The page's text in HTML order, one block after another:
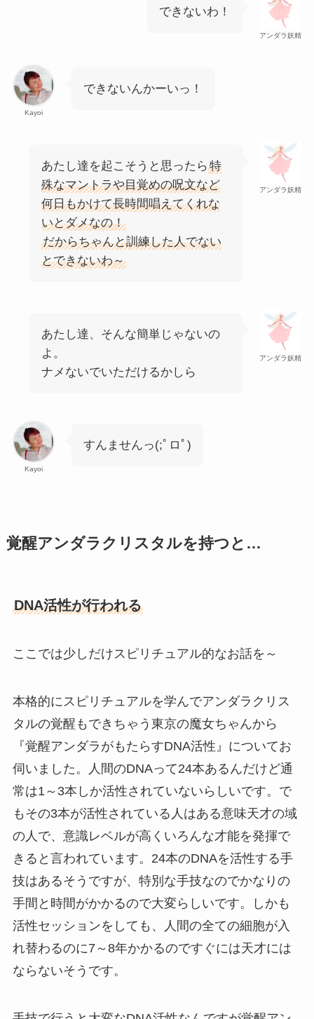
アンダラ妖精
できないわ！
Kayoi
できないんかーいっ！
アンダラ妖精
あたし達を起こそうと思ったら 特
殊なマントラや目覚めの呪文など
何日もかけて長時間唱えてくれな
いとダメなの！
だからちゃんと訓練した人でない
とできないわ～
アンダラ妖精
あたし達、そんな簡単じゃないの
よ。
ナメないでいただけるかしら
Kayoi
すんませんっ(;ﾟロﾟ)
覚醒アンダラクリスタルを持つと…
DNA活性が行われる
ここでは少しだけスピリチュアル的なお話を～
本格的にスピリチュアルを学んでアンダラクリス
タルの覚醒もできちゃう東京の魔女ちゃんから
『覚醒アンダラがもたらすDNA活性』についてお
伺いました。人間のDNAって24本あるんだけど通
常は1～3本しか活性されていないらしいです。で
もその3本が活性されている人はある意味天才の域
の人で、意識レベルが高くいろんな才能を発揮で
きると言われています。24本のDNAを活性する手
技はあるそうですが、特別な手技なのでかなりの
手間と時間がかかるので大変らしいです。しかも
活性セッションをしても、人間の全ての細胞が入
れ替わるのに7～8年かかるのですぐには天才には
ならないそうです。